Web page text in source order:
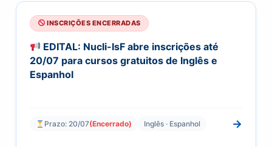
INSCRIÇÕES ENCERRADAS
EDITAL: Nucli-IsF abre inscrições até
20/07 para cursos gratuitos de Inglês e
Espanhol
Prazo: 20/07(Encerrado) Inglês · Espanhol →